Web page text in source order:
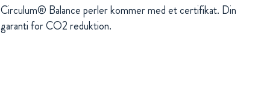
Circulum® Balance perler kommer med et certifikat. Din
garanti for CO2 reduktion.